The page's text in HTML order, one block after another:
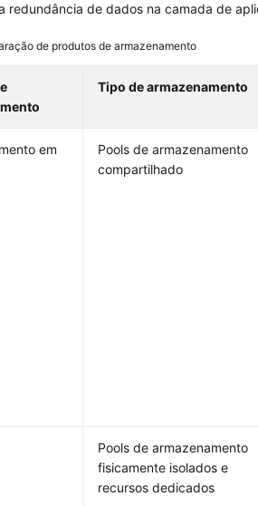
redundância de dados na camada de
de produtos de armazenamento
Tipo de armazenamento
em
Pools de armazenamento
compartilhado
Pools de armazenamento
fisicamente isolados e
recursos dedicados